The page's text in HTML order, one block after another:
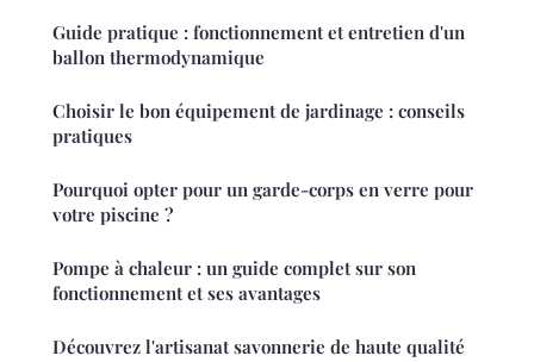
Guide pratique : fonctionnement et entretien d'un
ballon thermodynamique
Choisir le bon équipement de jardinage : conseils
pratiques
Pourquoi opter pour un garde-corps en verre pour
votre piscine ?
Pompe à chaleur : un guide complet sur son
fonctionnement et ses avantages
Découvrez l'artisanat savonnerie de haute qualité